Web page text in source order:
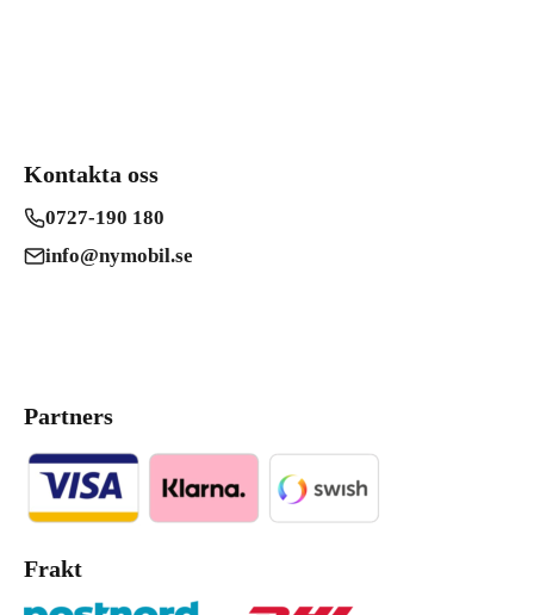
Kontakta oss
0727-190 180
info@nymobil.se
Partners
Frakt